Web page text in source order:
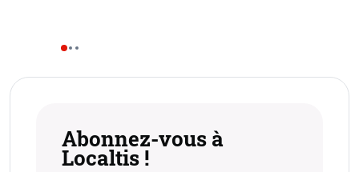
Abonnez-vous à
Localtis !